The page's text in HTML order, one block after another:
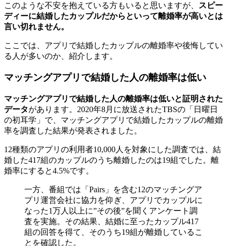
このような不安を抱えている方もいると思いますが、
スピー
ディーに結婚したカップルだからといって離婚率が高いとは
言い切れません。
ここでは、アプリで結婚したカップルの離婚率や後悔してい
る人が多いのか、紹介します。
マッチングアプリで結婚した人の離婚率は低い
マッチングアプリで結婚した人の離婚率は低いと証明された
データがあります。2020年8月に放送されたTBSの「日曜日
の初耳学」で、マッチングアプリで結婚したカップルの離婚
率を調査した結果が発表されました。
12種類のアプリの利用者10,000人を対象にした調査では、結
婚した417組のカップルのうち離婚したのは19組でした。離
婚率にすると4.5%です。
一方、番組では「Pairs」を含む12のマッチングア
プリ運営会社に協力を仰ぎ、アプリでカップルに
なった1万人以上に”その後”を聞くアンケート調
査を実施。その結果、結婚に至ったカップル417
組の回答を得て、そのうち19組が離婚しているこ
とを確認した。